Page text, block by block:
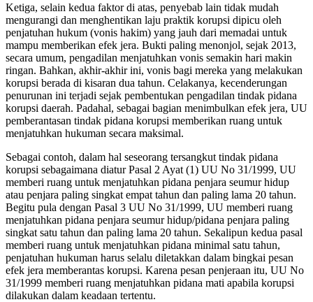
Ketiga, selain kedua faktor di atas, penyebab lain tidak mudah
mengurangi dan menghentikan laju praktik korupsi dipicu oleh
penjatuhan hukum (vonis hakim) yang jauh dari memadai untuk
mampu memberikan efek jera. Bukti paling menonjol, sejak 2013,
secara umum, pengadilan menjatuhkan vonis semakin hari makin
ringan. Bahkan, akhir-akhir ini, vonis bagi mereka yang melakukan
korupsi berada di kisaran dua tahun. Celakanya, kecenderungan
penurunan ini terjadi sejak pembentukan pengadilan tindak pidana
korupsi daerah. Padahal, sebagai bagian menimbulkan efek jera, UU
pemberantasan tindak pidana korupsi memberikan ruang untuk
menjatuhkan hukuman secara maksimal.
Sebagai contoh, dalam hal seseorang tersangkut tindak pidana
korupsi sebagaimana diatur Pasal 2 Ayat (1) UU No 31/1999, UU
memberi ruang untuk menjatuhkan pidana penjara seumur hidup
atau penjara paling singkat empat tahun dan paling lama 20 tahun.
Begitu pula dengan Pasal 3 UU No 31/1999, UU memberi ruang
menjatuhkan pidana penjara seumur hidup/pidana penjara paling
singkat satu tahun dan paling lama 20 tahun. Sekalipun kedua pasal
memberi ruang untuk menjatuhkan pidana minimal satu tahun,
penjatuhan hukuman harus selalu diletakkan dalam bingkai pesan
efek jera memberantas korupsi. Karena pesan penjeraan itu, UU No
31/1999 memberi ruang menjatuhkan pidana mati apabila korupsi
dilakukan dalam keadaan tertentu.